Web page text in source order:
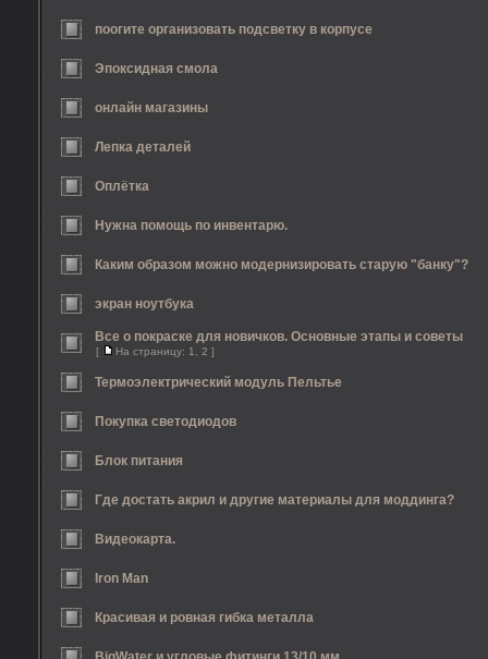
поогите организовать подсветку в корпусе
Эпоксидная смола
онлайн магазины
Лепка деталей
Оплётка
Нужна помощь по инвентарю.
Каким образом можно модернизировать старую "банку"?
экран ноутбука
Все о покраске для новичков. Основные этапы и советы
[ На страницу: 1 2 ]
Термоэлектрический модуль Пельтье
Покупка светодиодов
Блок питания
Где достать акрил и другие материалы для моддинга?
Видеокарта.
Iron Man
Красивая и ровная гибка металла